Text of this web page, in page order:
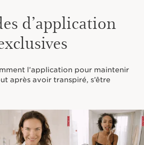
d’application
l’application pour maintenir
après avoir transpiré, s’être